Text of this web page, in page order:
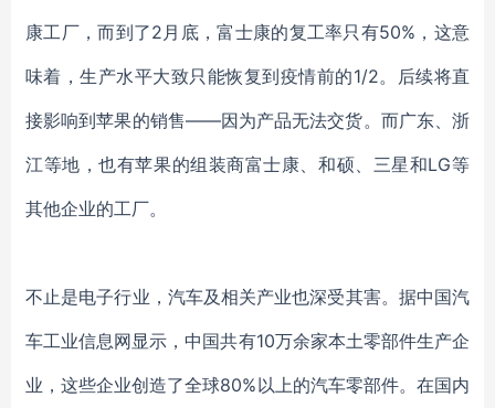
康工厂，而到了2月底，富士康的复工率只有50%，这意
味着，生产水平大致只能恢复到疫情前的1/2。
后续将直
接影响到苹果的销售——因为产品无法交货。而广东、浙
江等地，也有苹果的组装商富士康、和硕、三星和LG等
其他企业的工厂。
不止是电子行业，汽车及相关产业也深受其害。据中国汽
车工业信息网显示，中国共有10万余家本土零部件生产企
业，这些企业创造了全球80%以上的汽车零部件。在国内